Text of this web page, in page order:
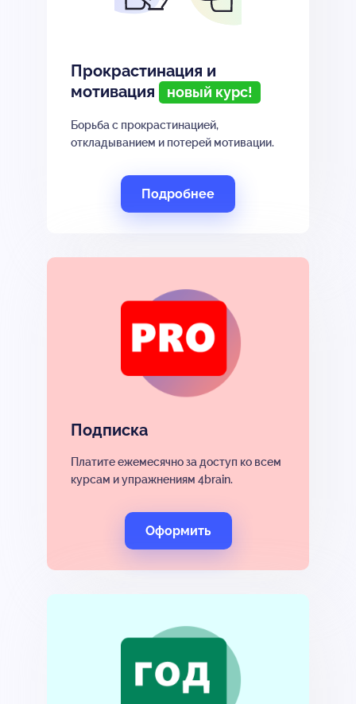
Прокрастинация и
мотивация
новый курс!
Борьба с прокрастинацией,
откладыванием и потерей мотивации.
Подробнее
Подписка
Платите ежемесячно за доступ ко всем
курсам и упражнениям 4brain.
Оформить